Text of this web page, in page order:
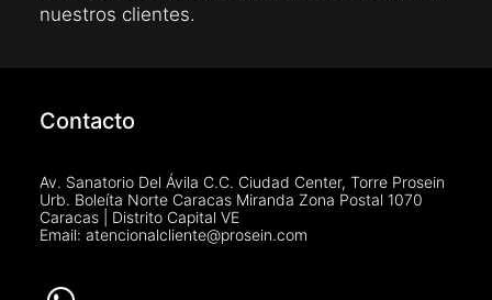
nuestros clientes.
Contacto
Av. Sanatorio Del Ávila C.C. Ciudad Center, Torre Prosein
Urb. Boleíta Norte Caracas Miranda Zona Postal 1070
Caracas | Distrito Capital VE
Email: atencionalcliente@prosein.com